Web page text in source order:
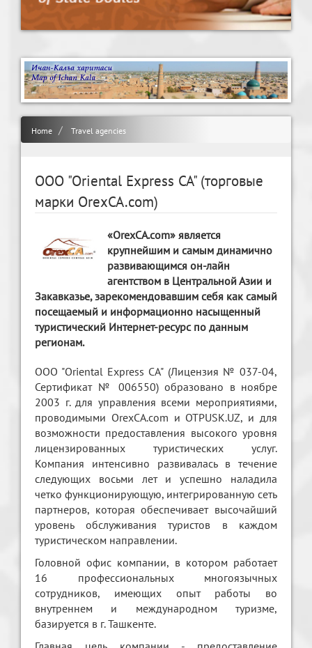
Home Travel agencies
OOO "Oriental Express CA" (торговые
марки OrexCA.com)
«OrexCA.com» является
крупнейшим и самым динамично
развивающимся он-лайн
агентством в Центральной Азии и
Закавказье, зарекомендовавшим себя как самый
посещаемый и информационно насыщенный
туристический Интернет-ресурс по данным
регионам.
ООО "Oriental Express CA" (Лицензия № 037-04,
Сертификат № 006550) образовано в ноябре
2003 г. для управления всеми мероприятиями,
проводимыми OrexCA.com и OTPUSK.UZ, и для
возможности предоставления высокого уровня
лицензированных туристических услуг.
Компания интенсивно развивалась в течение
следующих восьми лет и успешно наладила
четко функционирующую, интегрированную сеть
партнеров, которая обеспечивает высочайший
уровень обслуживания туристов в каждом
туристическом направлении.
Головной офис компании, в котором работает
16 профессиональных многоязычных
сотрудников, имеющих опыт работы во
внутреннем и международном туризме,
базируется в г. Ташкенте.